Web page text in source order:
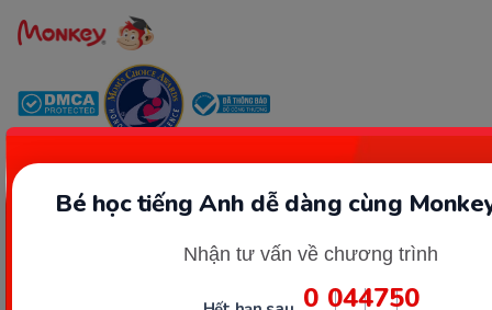
Bé học tiếng Anh dễ dàng cùng
Nhận tư vấn về chương trình
0 044749
Kết nối với Monkey
Hotline và email hỗ trợ